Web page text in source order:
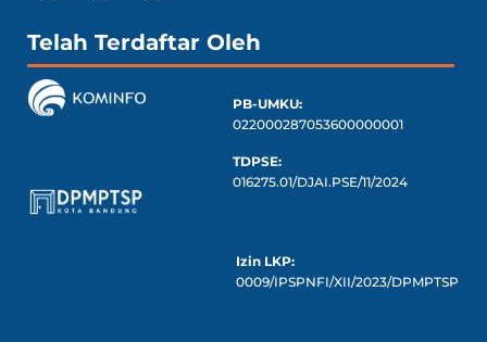
Telah Terdaftar Oleh
PB-UMKU:
022000287053600000001
TDPSE:
016275.01/DJAI.PSE/11/2024
Izin LKP:
0009/IPSPNFI/XII/2023/DPMPTSP